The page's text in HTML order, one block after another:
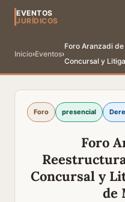
EVENTOS
JURÍDICOS
Inicio›Eventos›
Foro Aranzadi
Concursal y
Foro presencial
Foro
Concursal y
de